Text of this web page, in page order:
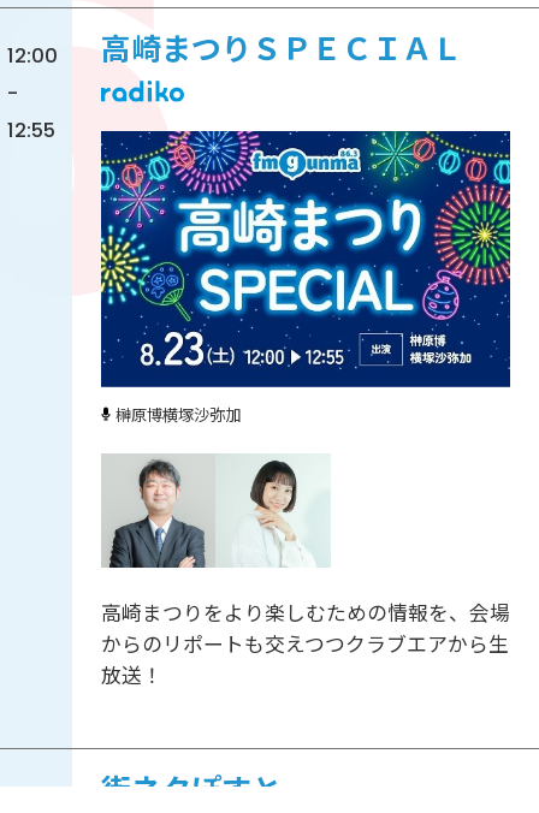
12:00
-
12:55
高崎まつりＳＰＥＣＩＡＬ
榊原博横塚沙弥加
高崎まつりをより楽しむための情報を、会場
からのリポートも交えつつクラブエアから生
放送！
12:55
街ネタぽすと